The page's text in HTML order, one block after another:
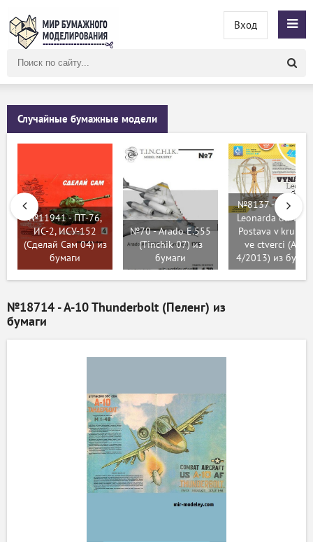
сайту
Вход
Случайные бумажные модели
№11941 - ПТ-76,
ИС-2, ИСУ-152
(Сделай Сам 04) из
бумаги
№70 - Arado E.555
(Tinchik 07) из
бумаги
№8137 -
Leonarda da
Postava v kruhu a
ve ctverci (ABC
4/2013) из
№18714 - A-10 Thunderbolt (Пеленг) из
бумаги